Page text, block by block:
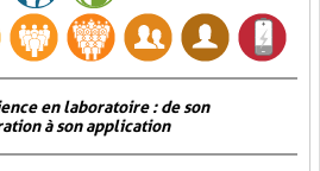
en laboratoire : de son
à son application